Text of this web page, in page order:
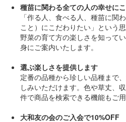
種苗に関わる全ての人の幸せに
「作る人、食べる人、種苗に関
こと）にこだわりたい」 という
野菜の育て方の楽しさを知って
身にご案内いたします。
選ぶ楽しさを提供します
定番の品種から珍しい品種まで
しみいただけます。色や草丈、
件で商品を検索できる機能もご用
大和友の会のご入会で10%OFF